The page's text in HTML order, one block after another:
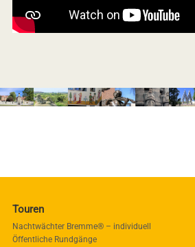
Touren
Nachtwächter Bremme® – individuell
Öffentliche Rundgänge